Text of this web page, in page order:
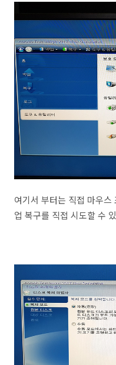
여기서 부터는 직접 마우
업 복구를 직접 시도할 수